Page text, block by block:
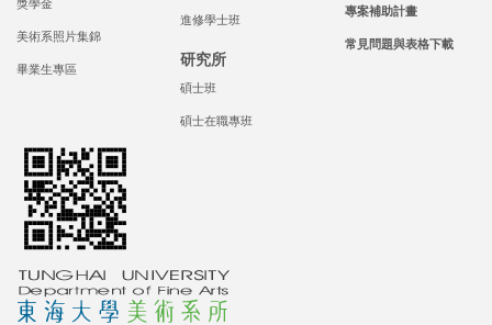
美術系照片集錦
畢業生專區
進修學士班
研究所
碩士班
碩士在職專班
專案補助計畫
常見問題與表格下載